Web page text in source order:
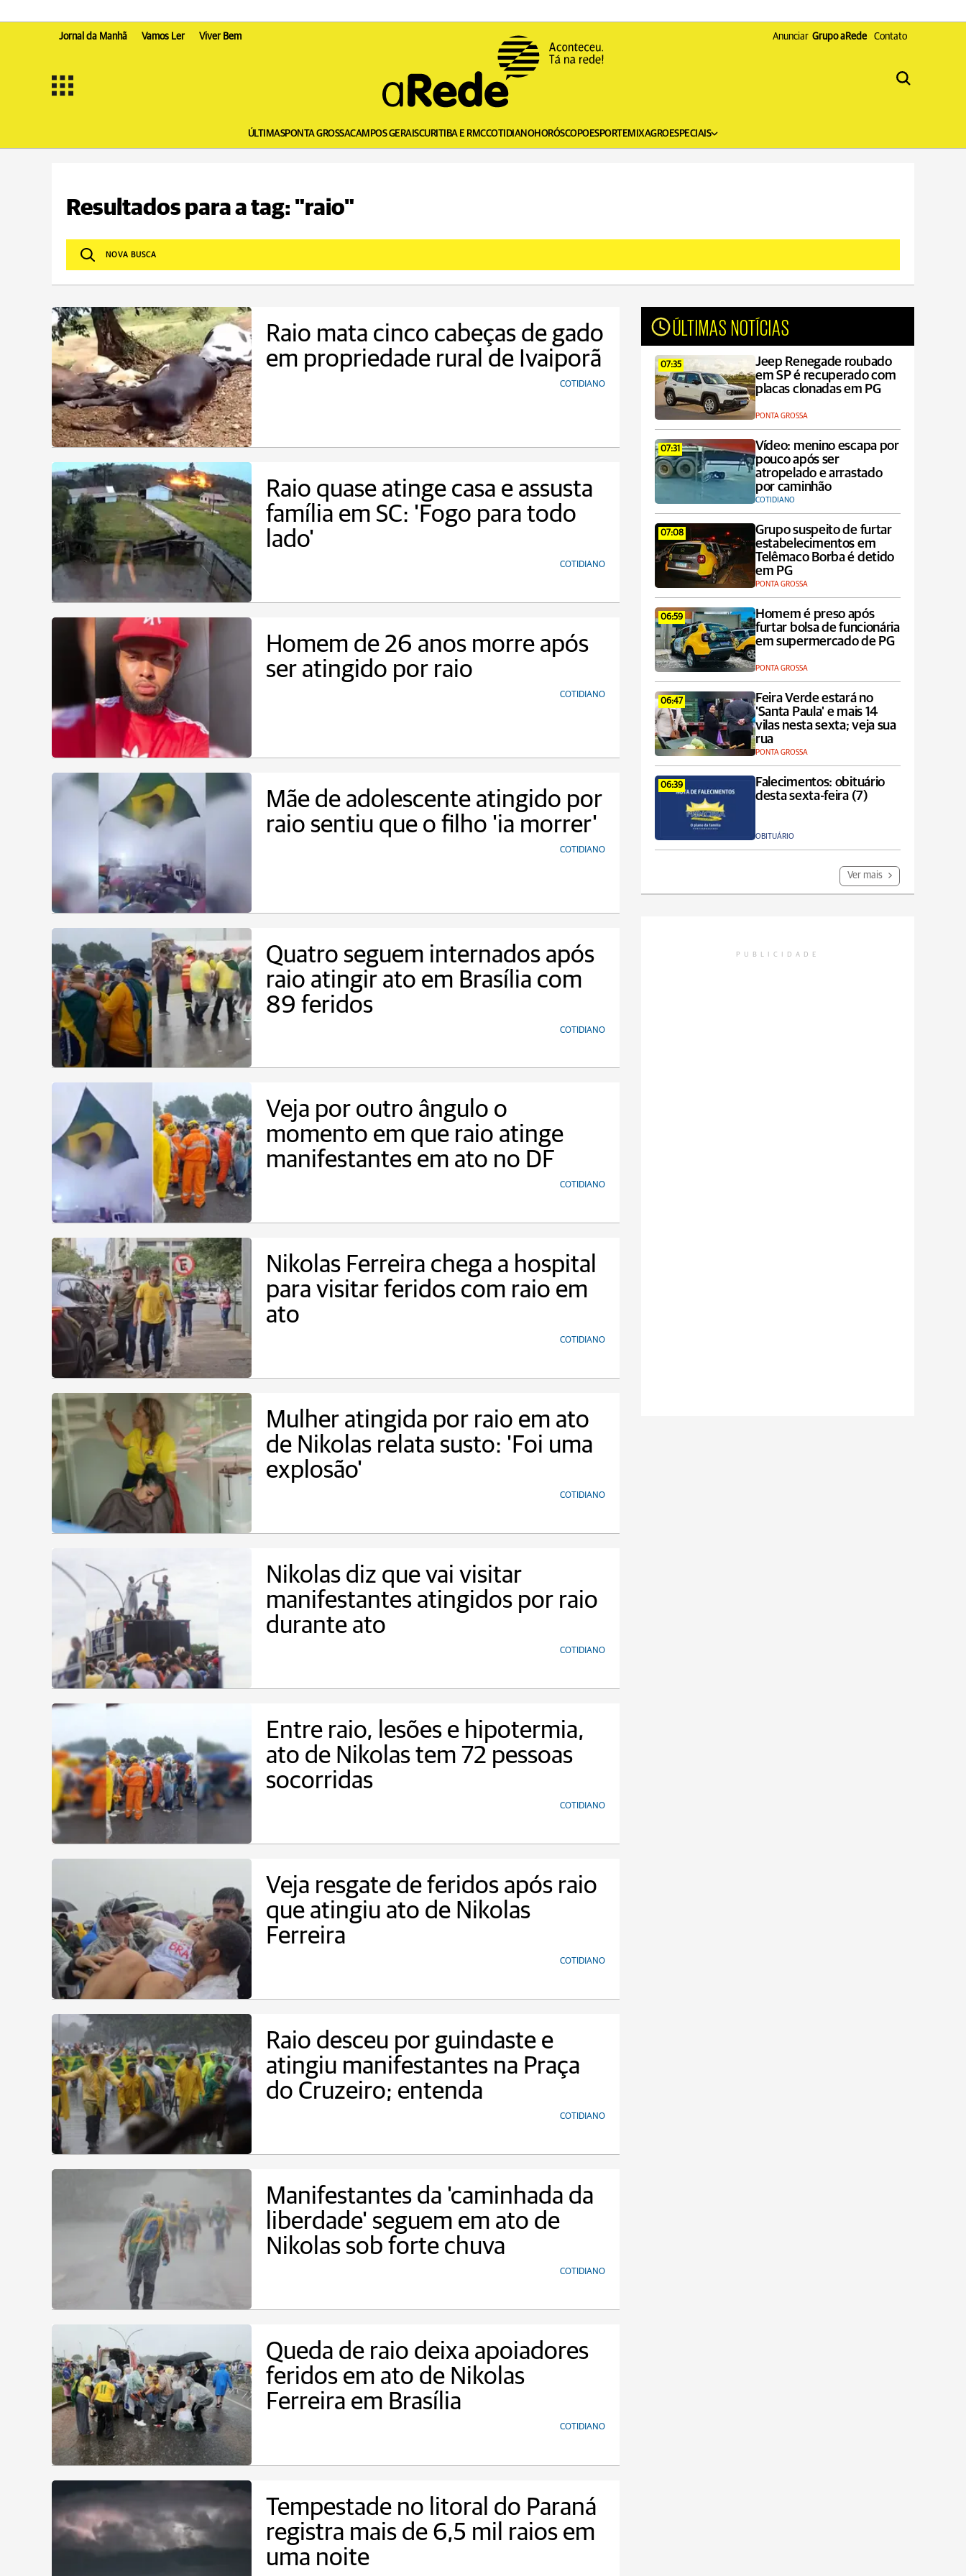
Jornal da Manhã Vamos Ler Viver Bem Anunciar Grupo aRede Contato
ÚLTIMASPONTA GROSSACAMPOS GERAISCURITIBA E RMCCOTIDIANOHORÓSCOPOESPORTEMIXAGROESPECIAIS
Resultados para a tag: "raio"
Raio mata cinco cabeças de gado
em propriedade rural de Ivaiporã
COTIDIANO
Raio quase atinge casa e assusta
família em SC: 'Fogo para todo
lado'
COTIDIANO
Homem de 26 anos morre após
ser atingido por raio
COTIDIANO
Mãe de adolescente atingido por
raio sentiu que o filho 'ia morrer'
COTIDIANO
Quatro seguem internados após
raio atingir ato em Brasília com
89 feridos
COTIDIANO
Veja por outro ângulo o
momento em que raio atinge
manifestantes em ato no DF
COTIDIANO
Nikolas Ferreira chega a hospital
para visitar feridos com raio em
ato
COTIDIANO
Mulher atingida por raio em ato
de Nikolas relata susto: 'Foi uma
explosão'
COTIDIANO
Nikolas diz que vai visitar
manifestantes atingidos por raio
durante ato
COTIDIANO
Entre raio, lesões e hipotermia,
ato de Nikolas tem 72 pessoas
socorridas
COTIDIANO
Veja resgate de feridos após raio
que atingiu ato de Nikolas
Ferreira
COTIDIANO
Raio desceu por guindaste e
atingiu manifestantes na Praça
do Cruzeiro; entenda
COTIDIANO
Manifestantes da 'caminhada da
liberdade' seguem em ato de
Nikolas sob forte chuva
COTIDIANO
Queda de raio deixa apoiadores
feridos em ato de Nikolas
Ferreira em Brasília
COTIDIANO
Tempestade no litoral do Paraná
registra mais de 6,5 mil raios em
uma noite
ÚLTIMAS NOTÍCIAS
07:35
Jeep Renegade roubado
em SP é recuperado com
placas clonadas em PG
PONTA GROSSA
07:31
Vídeo: menino escapa por
pouco após ser
atropelado e arrastado
por caminhão
COTIDIANO
07:08
Grupo suspeito de furtar
estabelecimentos em
Telêmaco Borba é detido
em PG
PONTA GROSSA
06:59
Homem é preso após
furtar bolsa de funcionária
em supermercado de PG
PONTA GROSSA
06:47
Feira Verde estará no
'Santa Paula' e mais 14
vilas nesta sexta; veja sua
rua
PONTA GROSSA
06:39
Falecimentos: obituário
desta sexta-feira (7)
OBITUÁRIO
Ver mais
PUBLICIDADE